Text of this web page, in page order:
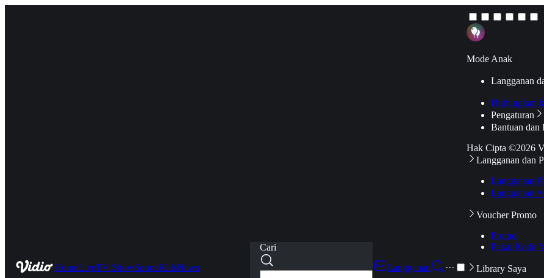
HomeLiveTV ShowSportsKidsNews
Cari
Langganan
···
Mode Anak
Langganan
Hubungkan
Pengaturan
Bantuan dan
Hak Cipta ©2026
Langganan dan
Langganan
Langganan
Voucher Promo
Promo
Pakai Kode
Library Saya